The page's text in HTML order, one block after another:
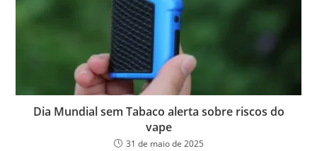
Dia Mundial sem Tabaco alerta sobre riscos do
vape
31 de maio de 2025